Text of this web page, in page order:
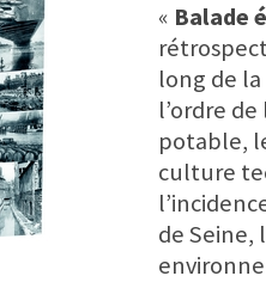
« Balade
long de
l’ordre
potable,
culture
de Seine,